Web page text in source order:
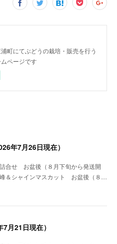
町にてぶどうの栽培・販売を行う
ページです
年7月26日現在）
合せ お盆後（８月下旬から発送開
＆シャインマスカット お盆後（８…
月21日現在）